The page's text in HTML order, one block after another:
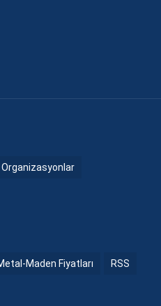
Organizasyonlar
Maden Fiyatları RSS